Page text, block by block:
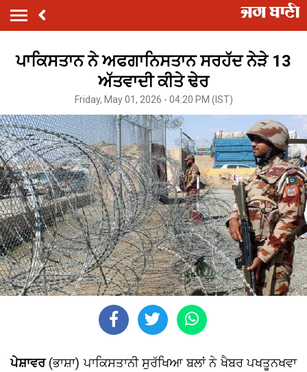
ਪਾਕਿਸਤਾਨ ਨੇ ਅਫਗਾਨਿਸਤਾਨ ਸਰਹੱਦ ਨੇੜੇ 13
ਅੱਤਵਾਦੀ ਕੀਤੇ ਢੇਰ
Friday, May 01, 2026 - 04:20 PM (IST)
ਪੇਸ਼ਾਵਰ(ਭਾਸ਼ਾ) ਪਾਕਿਸਤਾਨੀ ਸੁਰੱਖਿਆ ਬਲਾਂ ਨੇ ਖੈਬਰ ਪਖਤੂਨਖਵਾ